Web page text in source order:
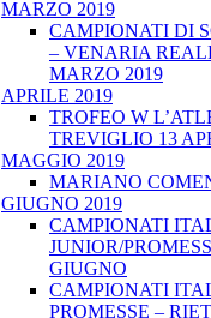
MARZO 2019
CAMPIONATI DI
– VENARIA
MARZO 2019
APRILE 2019
TROFEO W
TREVIGLIO 13
MAGGIO 2019
MARIANO
GIUGNO 2019
CAMPIONATI
JUNIOR/
GIUGNO
CAMPIONATI
PROMESSE –